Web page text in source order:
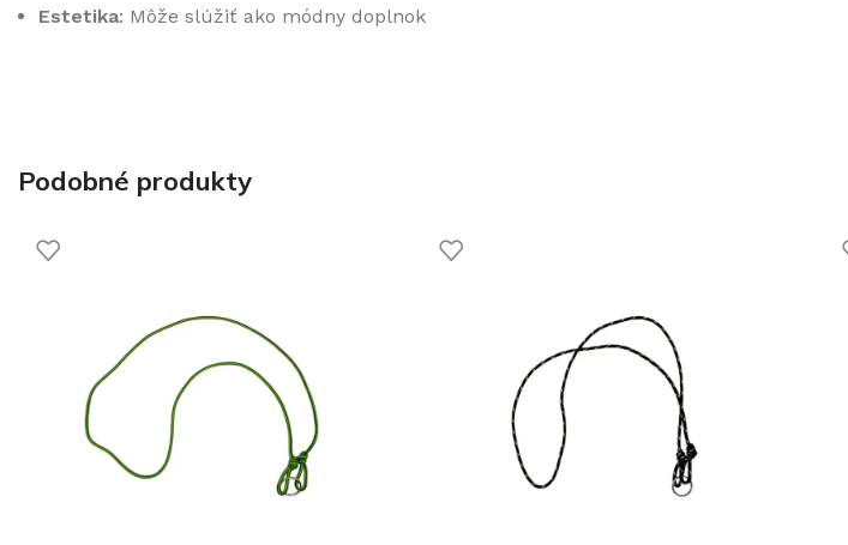
Estetika: Môže slúžiť ako módny doplnok
Podobné produkty